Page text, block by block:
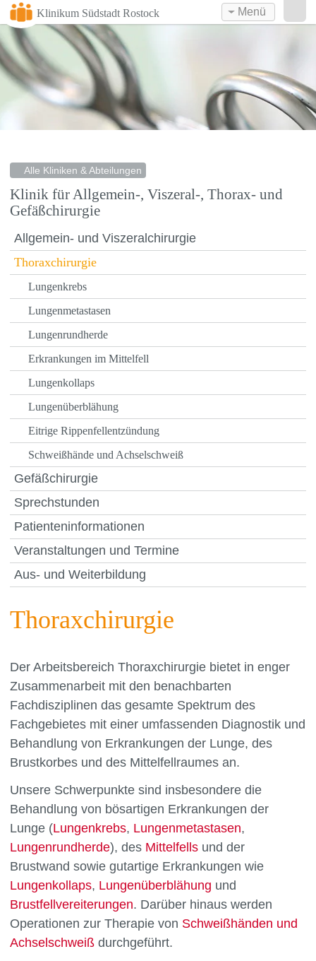
Klinikum Südstadt Rostock Menü
Alle Kliniken & Abteilungen
Klinik für Allgemein-, Viszeral-, Thorax- und
Gefäßchirurgie
Allgemein- und Viszeralchirurgie
Thoraxchirurgie
Lungenkrebs
Lungenmetastasen
Lungenrundherde
Erkrankungen im Mittelfell
Lungenkollaps
Lungenüberblähung
Eitrige Rippenfellentzündung
Schweißhände und Achselschweiß
Gefäßchirurgie
Sprechstunden
Patienteninformationen
Veranstaltungen und Termine
Aus- und Weiterbildung
Thoraxchirurgie
Der Arbeitsbereich Thoraxchirurgie bietet in enger
Zusammenarbeit mit den benachbarten
Fachdisziplinen das gesamte Spektrum des
Fachgebietes mit einer umfassenden Diagnostik und
Behandlung von Erkrankungen der Lunge, des
Brustkorbes und des Mittelfellraumes an.
Unsere Schwerpunkte sind insbesondere die
Behandlung von bösartigen Erkrankungen der
Lunge (Lungenkrebs, Lungenmetastasen,
Lungenrundherde), des Mittelfells und der
Brustwand sowie gutartige Erkrankungen wie
Lungenkollaps, Lungenüberblähung und
Brustfellvereiterungen. Darüber hinaus werden
Operationen zur Therapie von Schweißhänden und
Achselschweiß durchgeführt.